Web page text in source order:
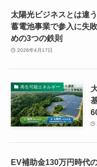
太陽光ビジネスとは違
蓄電池事業で参入に失
めの3つの鉄則
2026年4月17日
再生可能エネルギー
EV補助金130万円時代